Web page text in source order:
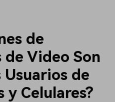
de
Video Son
de
y Celulares?